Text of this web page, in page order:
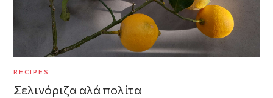
RECIPES
Σελινόριζα αλά πολίτα